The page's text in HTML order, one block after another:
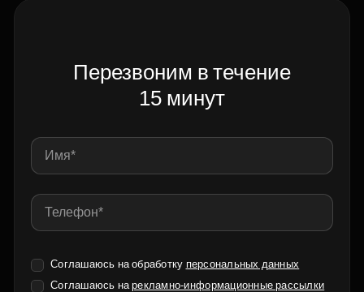
Перезвоним в течение
15 минут
Соглашаюсь на обработку персональных данных
Соглашаюсь нарекламно-информационные рассылки